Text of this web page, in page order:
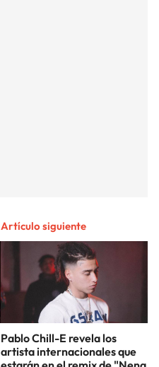
Artículo siguiente
Pablo Chill-E revela los
artista internacionales que